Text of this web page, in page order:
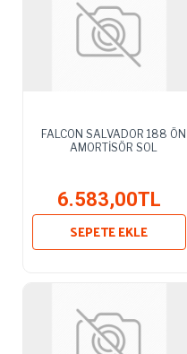
FALCON SALVADOR 188 ÖN
AMORTİSÖR SOL
6.583,00TL
SEPETE EKLE